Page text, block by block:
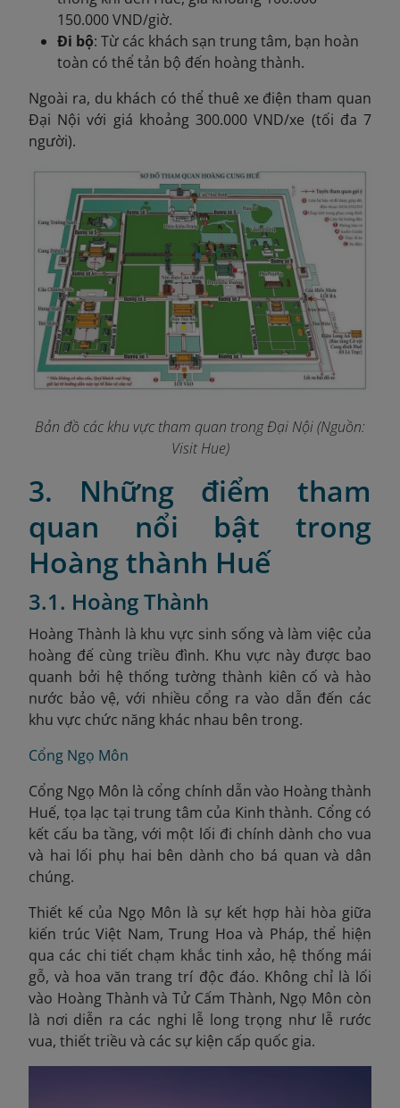
150.000 VND/giờ.
Đi bộ: Từ các khách sạn trung tâm, bạn hoàn
toàn có thể tản bộ đến hoàng thành.
Ngoài ra, du khách có thể thuê xe điện tham quan
Đại Nội với giá khoảng 300.000 VND/xe (tối đa 7
người).
Bản đồ các khu vực tham quan trong Đại Nội (Nguồn:
Visit Hue)
3. Những điểm tham
quan nổi bật trong
Hoàng thành Huế
3.1. Hoàng Thành
Hoàng Thành là khu vực sinh sống và làm việc của
hoàng đế cùng triều đình. Khu vực này được bao
quanh bởi hệ thống tường thành kiên cố và hào
nước bảo vệ, với nhiều cổng ra vào dẫn đến các
khu vực chức năng khác nhau bên trong.
Cổng Ngọ Môn
Cổng Ngọ Môn là cổng chính dẫn vào Hoàng thành
Huế, tọa lạc tại trung tâm của Kinh thành. Cổng có
kết cấu ba tầng, với một lối đi chính dành cho vua
và hai lối phụ hai bên dành cho bá quan và dân
chúng.
Thiết kế của Ngọ Môn là sự kết hợp hài hòa giữa
kiến trúc Việt Nam, Trung Hoa và Pháp, thể hiện
qua các chi tiết chạm khắc tinh xảo, hệ thống mái
gỗ, và hoa văn trang trí độc đáo. Không chỉ là lối
vào Hoàng Thành và Tử Cấm Thành, Ngọ Môn còn
là nơi diễn ra các nghi lễ long trọng như lễ rước
vua, thiết triều và các sự kiện cấp quốc gia.